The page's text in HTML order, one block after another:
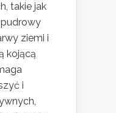
takie jak
pudrowy
ziemi i
kojącą
i